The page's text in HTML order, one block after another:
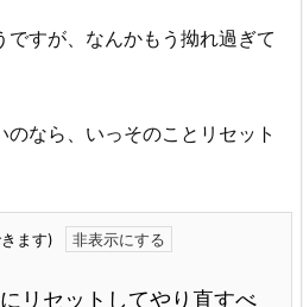
すが、なんかもう拗れ過ぎて
なら、いっそのことリセット
ます)
リセットしてやり直すべ